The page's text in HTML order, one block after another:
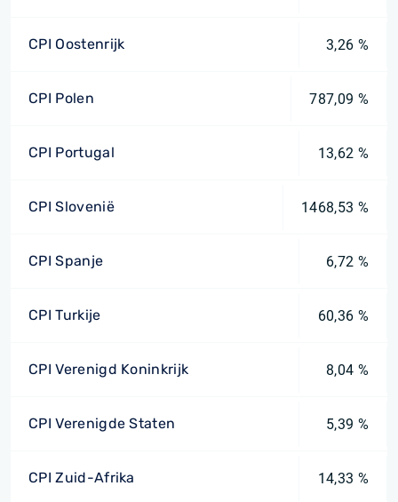
CPI Oostenrijk 3,26 %
CPI Polen 787,09 %
CPI Portugal 13,62 %
CPI Slovenië 1468,53 %
CPI Spanje 6,72 %
CPI Turkije 60,36 %
CPI Verenigd Koninkrijk 8,04 %
CPI Verenigde Staten 5,39 %
CPI Zuid-Afrika 14,33 %